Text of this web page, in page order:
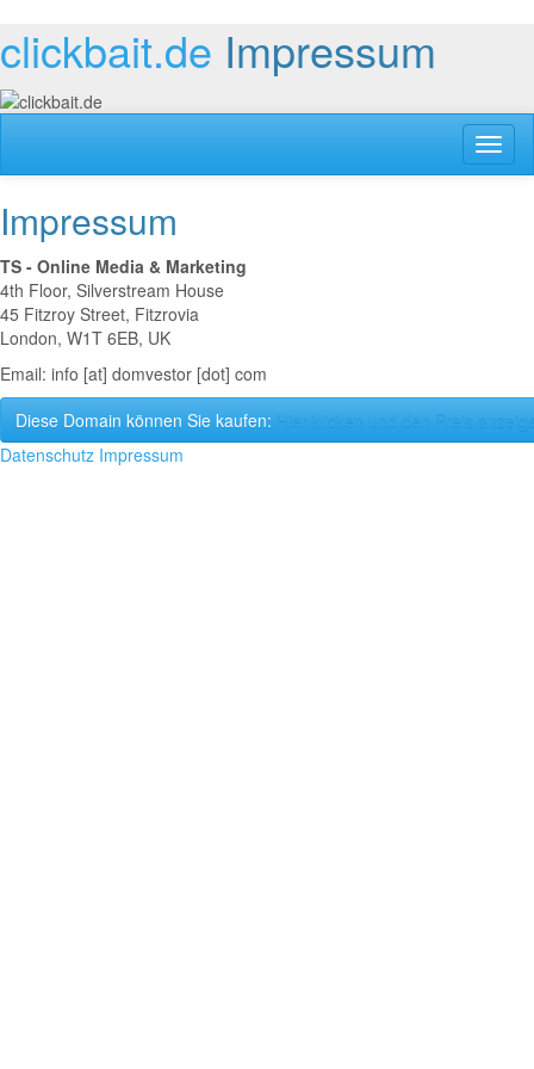
clickbait.de Impressum
Impressum
TS - Online Media & Marketing
4th Floor, Silverstream House
45 Fitzroy Street, Fitzrovia
London, W1T 6EB, UK
Email: info [at] domvestor [dot] com
Diese Domain können Sie kaufen: Hier klicken und den Preis
Datenschutz Impressum